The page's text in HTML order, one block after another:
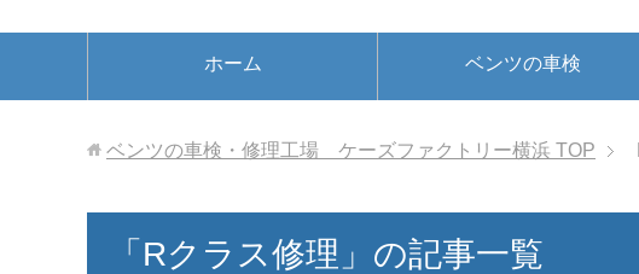
ホーム ベンツの車検
ベンツの車検・修理工場 ケーズファクトリー横浜 TOP
「Rクラス修理」の記事一覧